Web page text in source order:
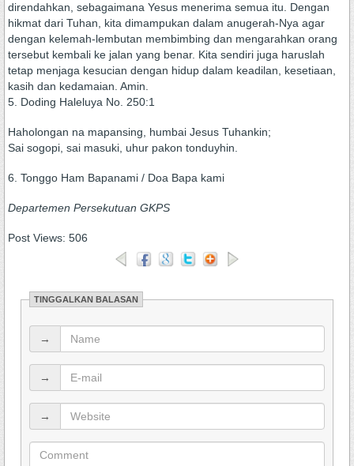
direndahkan, sebagaimana Yesus menerima semua itu. Dengan
hikmat dari Tuhan, kita dimampukan dalam anugerah-Nya agar
dengan kelemah-lembutan membimbing dan mengarahkan orang
tersebut kembali ke jalan yang benar. Kita sendiri juga haruslah
tetap menjaga kesucian dengan hidup dalam keadilan, kesetiaan,
kasih dan kedamaian. Amin.
5. Doding Haleluya No. 250:1
Haholongan na mapansing, humbai Jesus Tuhankin;
Sai sogopi, sai masuki, uhur pakon tonduyhin.
6. Tonggo Ham Bapanami / Doa Bapa kami
Departemen Persekutuan GKPS
Post Views: 506
TINGGALKAN BALASAN
→
→
→